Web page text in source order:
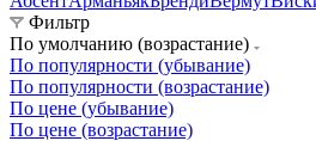
Фильтр
По умолчанию (возрастание)
По популярности (убывание)
По популярности (возрастание)
По цене (убывание)
По цене (возрастание)